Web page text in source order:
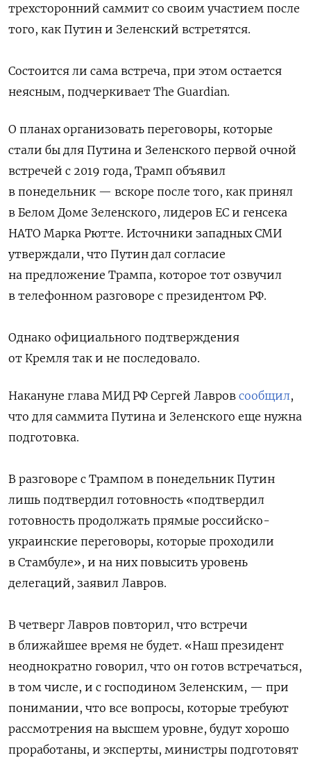
трехсторонний саммит со своим участием после
того, как Путин и Зеленский встретятся.
Состоится ли сама встреча, при этом остается
неясным, подчеркивает The Guardian.
О планах организовать переговоры, которые
стали бы для Путина и Зеленского первой очной
встречей с 2019 года, Трамп объявил
в понедельник — вскоре после того, как принял
в Белом Доме Зеленского, лидеров ЕС и генсека
НАТО Марка Рютте. Источники западных СМИ
утверждали, что Путин дал согласие
на предложение Трампа, которое тот озвучил
в телефонном разговоре с президентом РФ.
Однако официального подтверждения
от Кремля так и не последовало.
Накануне глава МИД РФ Сергей Лавров сообщил,
что для саммита Путина и Зеленского еще нужна
подготовка.
В разговоре с Трампом в понедельник Путин
лишь подтвердил готовность «подтвердил
готовность продолжать прямые российско-
украинские переговоры, которые проходили
в Стамбуле», и на них повысить уровень
делегаций, заявил Лавров.
В четверг Лавров повторил, что встречи
в ближайшее время не будет. «Наш президент
неоднократно говорил, что он готов встречаться,
в том числе, и с господином Зеленским, — при
понимании, что все вопросы, которые требуют
рассмотрения на высшем уровне, будут хорошо
проработаны, и эксперты, министры подготовят